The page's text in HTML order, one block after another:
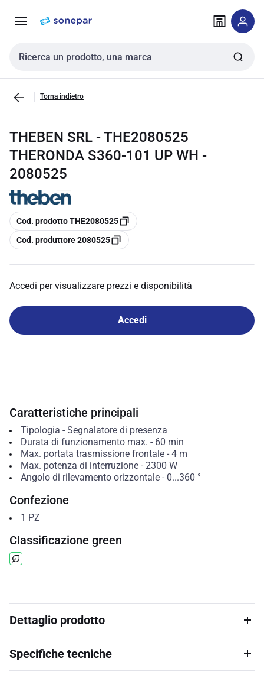
navigazione alla
Cerca input
Torna indietro
THEBEN SRL - THE2080525
THERONDA S360-101 UP WH -
2080525
copia
Cod. prodotto THE2080525
copia
Cod. produttore 2080525
Accedi per visualizzare prezzi e disponibilità
Accedi
Caratteristiche principali
Tipologia - Segnalatore di presenza
Durata di funzionamento max. - 60 min
Max. portata trasmissione frontale- 4 m
Max. potenza di interruzione- 2300 W
Angolo di rilevamento orizzontale- 0...360 °
Confezione
1 PZ
Classificazione green
Dettaglio prodotto
Specifiche tecniche